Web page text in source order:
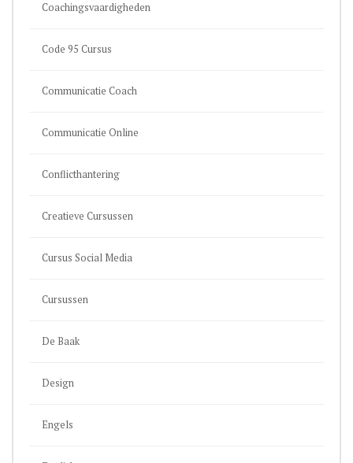
Coachingsvaardigheden
Code 95 Cursus
Communicatie Coach
Communicatie Online
Conflicthantering
Creatieve Cursussen
Cursus Social Media
Cursussen
De Baak
Design
Engels